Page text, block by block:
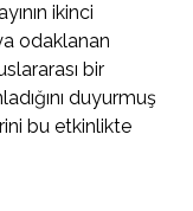
ikinci
odaklanan
bir
duyurmuş
bu etkinlikte